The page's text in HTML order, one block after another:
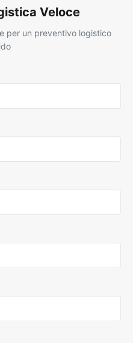
Veloce
per un preventivo logistico